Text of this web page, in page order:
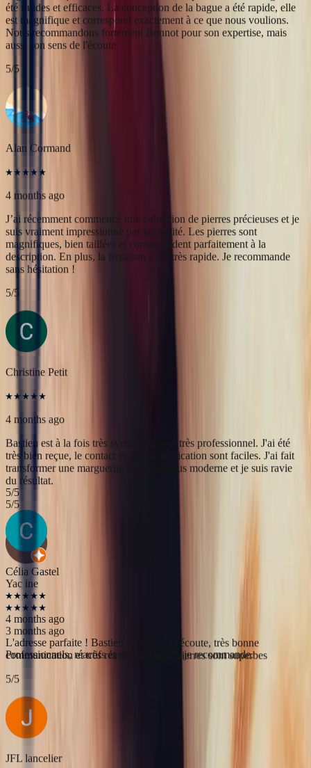
Alan Cormand
J’ai récemment commencé une collection de pierres précieuses et je
suis vraiment impressionné par la qualité. Les pierres sont
magnifiques, bien taillées et correspondent parfaitement à la
description. En plus, la livraison a été très rapide. Je recommande
sans hésitation !
5 /5
Christine Petit
Bastien est à la fois très sympathique et très professionnel. J'ai été
très bien reçue, le contact et la communication sont faciles. J'ai fait
transformer une marguerite en bague plus moderne et je suis ravie
du résultat.
Yac ine
3 months ago
Professionnels, réactifs et sympathiques, je recommande.
5/5
Célia Gastel
4 months ago
L'adresse parfaite ! Bastien a été très à l'écoute, très bonne
communication et très réactif ! Et leurs pierres sont superbes
5/5